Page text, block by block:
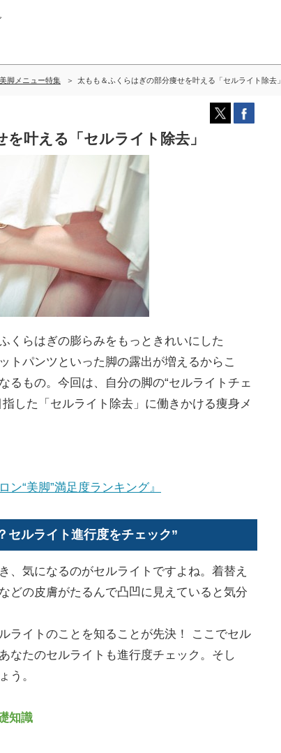
美脚メニュー特集 太もも＆ふくらはぎの部分痩せを叶える「セルライト除去」
叶える「セルライト除去」
くらはぎの膨らみをもっときれいにした
パンツといった脚の露出が増えるからこ
るもの。今回は、自分の脚の“セルライトチェ
した「セルライト除去」に働きかける痩身メ
“美脚”満足度ランキング』
セルライト進行度をチェック”
気になるのがセルライトですよね。着替え
どの皮膚がたるんで凸凹に見えていると気分
ライトのことを知ることが先決！ ここでセル
なたのセルライトも進行度チェック。そし
う。
知識